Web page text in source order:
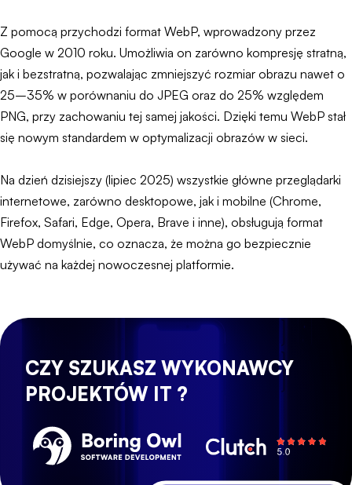
Z pomocą przychodzi format WebP, wprowadzony przez
Google w 2010 roku. Umożliwia on zarówno kompresję stratną,
jak i bezstratną, pozwalając zmniejszyć rozmiar obrazu nawet o
25–35% w porównaniu do JPEG oraz do 25% względem
PNG, przy zachowaniu tej samej jakości. Dzięki temu WebP stał
się nowym standardem w optymalizacji obrazów w sieci.
Na dzień dzisiejszy (lipiec 2025) wszystkie główne przeglądarki
internetowe, zarówno desktopowe, jak i mobilne (Chrome,
Firefox, Safari, Edge, Opera, Brave i inne), obsługują format
WebP domyślnie, co oznacza, że można go bezpiecznie
używać na każdej nowoczesnej platformie.
CZY SZUKASZ WYKONAWCY
PROJEKTÓW IT ?